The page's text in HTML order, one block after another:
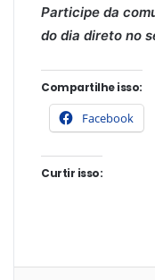
Participe da
do dia direto no
Compartilhe isso:
Facebook
Curtir isso: